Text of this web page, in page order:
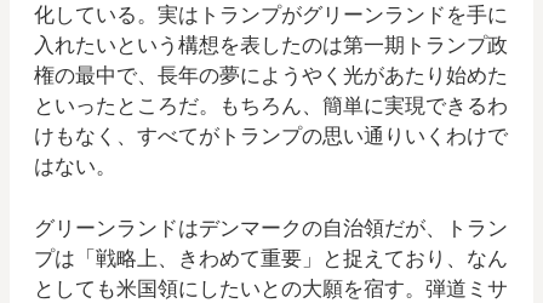
化している。実はトランプがグリーンランドを手に
入れたいという構想を表したのは第一期トランプ政
権の最中で、長年の夢にようやく光があたり始めた
といったところだ。もちろん、簡単に実現できるわ
けもなく、すべてがトランプの思い通りいくわけで
はない。
グリーンランドはデンマークの自治領だが、トラン
プは「戦略上、きわめて重要」と捉えており、なん
としても米国領にしたいとの大願を宿す。弾道ミサ